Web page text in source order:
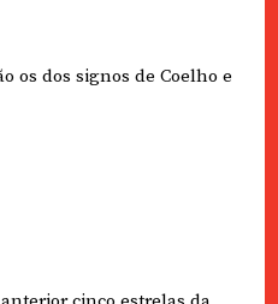
os dos signos de Coelho e